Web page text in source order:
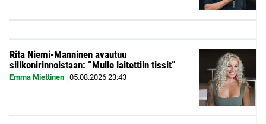
Rita Niemi-Manninen avautuu
silikonirinnoistaan: ”Mulle laitettiin tissit”
Emma Miettinen | 05.08.2026 23:43